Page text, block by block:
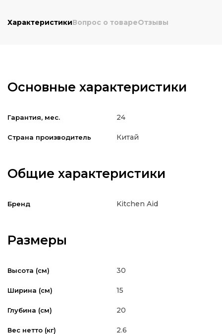
ХарактеристикиВопрос о товареОтзывы
Основные характеристики
Гарантия, мес. 24
Страна производитель Китай
Общие характеристики
Бренд Kitchen Aid
Размеры
Высота (см) 30
Ширина (см) 15
Глубина (см) 20
Вес нетто (кг) 2.6